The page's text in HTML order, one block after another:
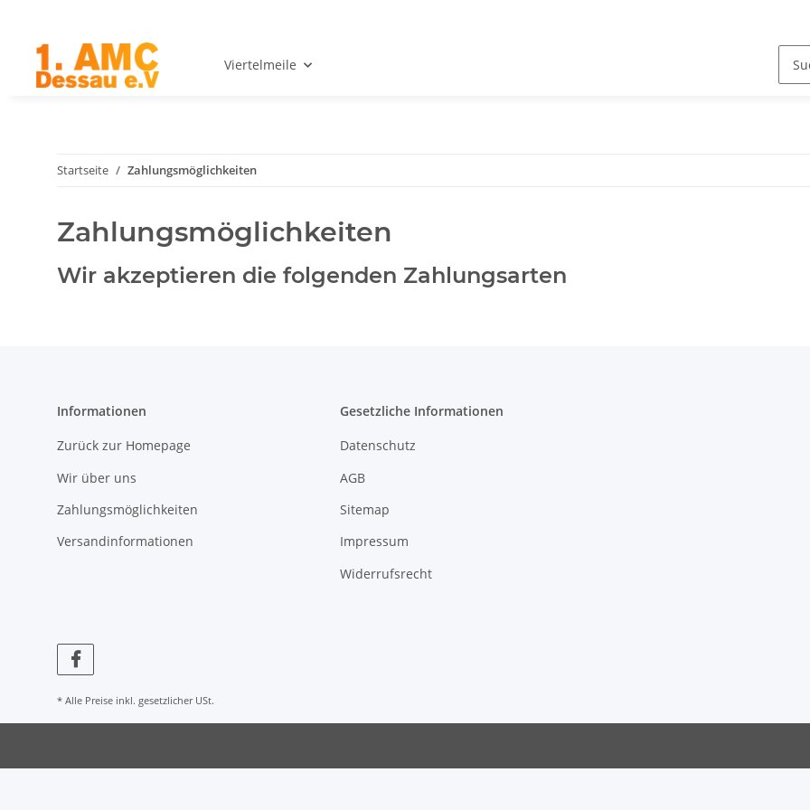
Viertelmeile
Startseite Zahlungsmöglichkeiten
Zahlungsmöglichkeiten
Wir akzeptieren die folgenden Zahlungsarten
Informationen
Zurück zur Homepage
Wir über uns
Zahlungsmöglichkeiten
Versandinformationen
Gesetzliche Informationen
Datenschutz
AGB
Sitemap
Impressum
Widerrufsrecht
* Alle Preise inkl. gesetzlicher USt.